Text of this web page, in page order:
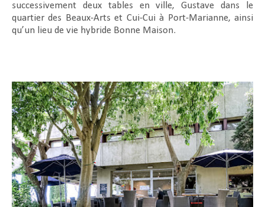
successivement deux tables en ville, Gustave dans le
quartier des Beaux-Arts et Cui-Cui à Port-Marianne, ainsi
qu’un lieu de vie hybride Bonne Maison.